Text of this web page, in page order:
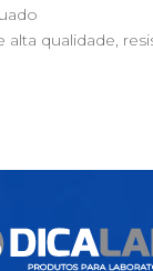
qualidade,